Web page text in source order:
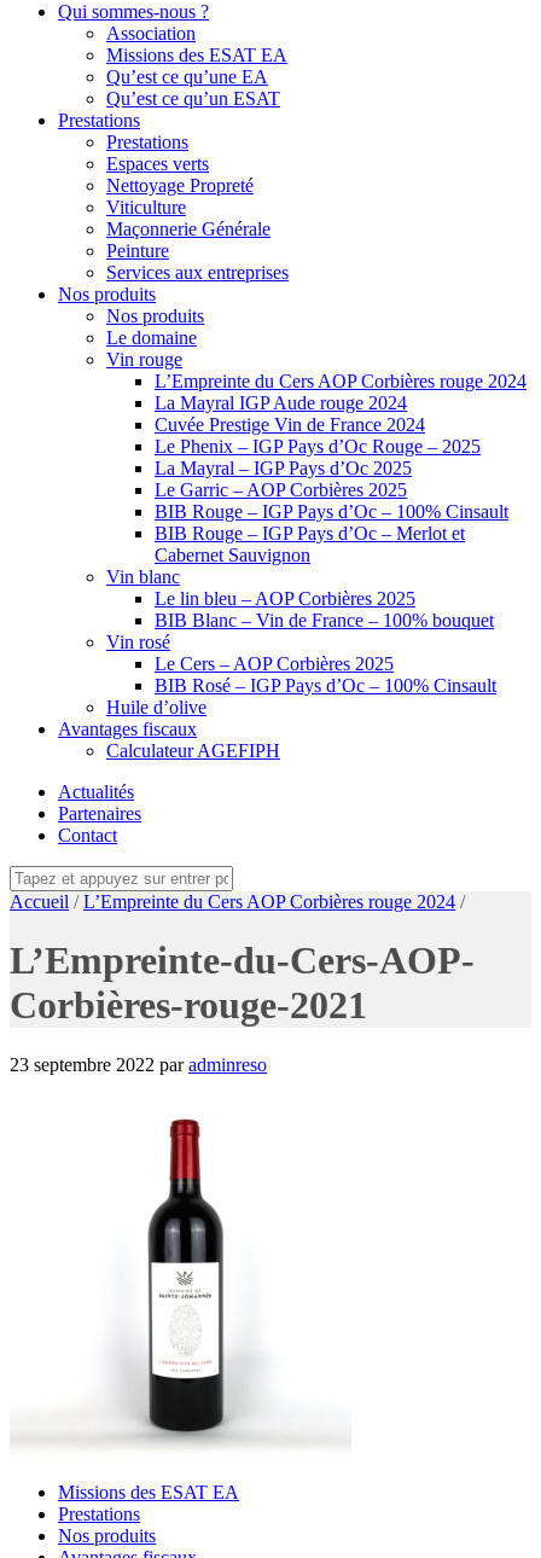
Qui sommes-nous ?
Association
Missions des ESAT EA
Qu’est ce qu’une EA
Qu’est ce qu’un ESAT
Prestations
Prestations
Espaces verts
Nettoyage Propreté
Viticulture
Maçonnerie Générale
Peinture
Services aux entreprises
Nos produits
Nos produits
Le domaine
Vin rouge
L’Empreinte du Cers AOP Corbières rouge 2024
La Mayral IGP Aude rouge 2024
Cuvée Prestige Vin de France 2024
Le Phenix – IGP Pays d’Oc Rouge – 2025
La Mayral – IGP Pays d’Oc 2025
Le Garric – AOP Corbières 2025
BIB Rouge – IGP Pays d’Oc – 100% Cinsault
BIB Rouge – IGP Pays d’Oc – Merlot et
Cabernet Sauvignon
Vin blanc
Le lin bleu – AOP Corbières 2025
BIB Blanc – Vin de France – 100% bouquet
Vin rosé
Le Cers – AOP Corbières 2025
BIB Rosé – IGP Pays d’Oc – 100% Cinsault
Huile d’olive
Avantages fiscaux
Calculateur AGEFIPH
Actualités
Partenaires
Contact
Accueil /L’Empreinte du Cers AOP Corbières rouge 2024 /
L’Empreinte-du-Cers-AOP-
Corbières-rouge-2021
23 septembre 2022 paradminreso
Missions des ESAT EA
Prestations
Nos produits